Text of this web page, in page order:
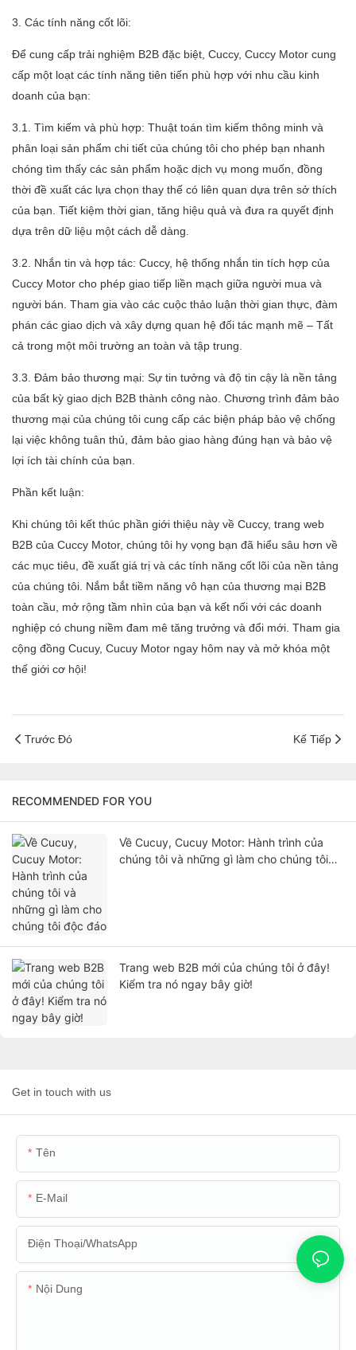
3. Các tính năng cốt lõi:
Để cung cấp trải nghiệm B2B đặc biệt, Cuccy, Cuccy Motor cung
cấp một loạt các tính năng tiên tiến phù hợp với nhu cầu kinh
doanh của bạn:
3.1. Tìm kiếm và phù hợp: Thuật toán tìm kiếm thông minh và
phân loại sản phẩm chi tiết của chúng tôi cho phép bạn nhanh
chóng tìm thấy các sản phẩm hoặc dịch vụ mong muốn, đồng
thời đề xuất các lựa chọn thay thế có liên quan dựa trên sở thích
của bạn. Tiết kiệm thời gian, tăng hiệu quả và đưa ra quyết định
dựa trên dữ liệu một cách dễ dàng.
3.2. Nhắn tin và hợp tác: Cuccy, hệ thống nhắn tin tích hợp của
Cuccy Motor cho phép giao tiếp liền mạch giữa người mua và
người bán. Tham gia vào các cuộc thảo luận thời gian thực, đàm
phán các giao dịch và xây dựng quan hệ đối tác mạnh mẽ – Tất
cả trong một môi trường an toàn và tập trung.
3.3. Đảm bảo thương mại: Sự tin tưởng và độ tin cậy là nền tảng
của bất kỳ giao dịch B2B thành công nào. Chương trình đảm bảo
thương mại của chúng tôi cung cấp các biện pháp bảo vệ chống
lại việc không tuân thủ, đảm bảo giao hàng đúng hạn và bảo vệ
lợi ích tài chính của bạn.
Phần kết luận:
Khi chúng tôi kết thúc phần giới thiệu này về Cuccy, trang web
B2B của Cuccy Motor, chúng tôi hy vọng bạn đã hiểu sâu hơn về
các mục tiêu, đề xuất giá trị và các tính năng cốt lõi của nền tảng
của chúng tôi. Nắm bắt tiềm năng vô hạn của thương mại B2B
toàn cầu, mở rộng tầm nhìn của bạn và kết nối với các doanh
nghiệp có chung niềm đam mê tăng trưởng và đổi mới. Tham gia
cộng đồng Cucuy, Cucuy Motor ngay hôm nay và mở khóa một
thế giới cơ hội!
Trước Đó Kế Tiếp
RECOMMENDED FOR YOU
Về Cucuy, Cucuy Motor: Hành trình của
chúng tôi và những gì làm cho chúng tôi
Trang web B2B mới của chúng tôi ở đây!
Kiểm tra nó ngay bây giờ!
Get in touch with us
Tên
E-Mail
Điện Thoại/WhatsApp
Nội Dung